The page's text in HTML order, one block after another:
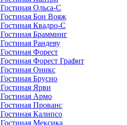
Гостиная Ольса-С
Гостиная Бон Вояж
Гостиная Квадро-С
Гостиная Брамминг
Гостиная Рандеву
Гостиная Форест
Гостиная Форест Графит
Гостиная Оникс
Гостиная Брусно
Гостиная Ярви
Гостиная Армо
Гостиная Прованс
Гостиная Калипсо
Гостиная Мексика